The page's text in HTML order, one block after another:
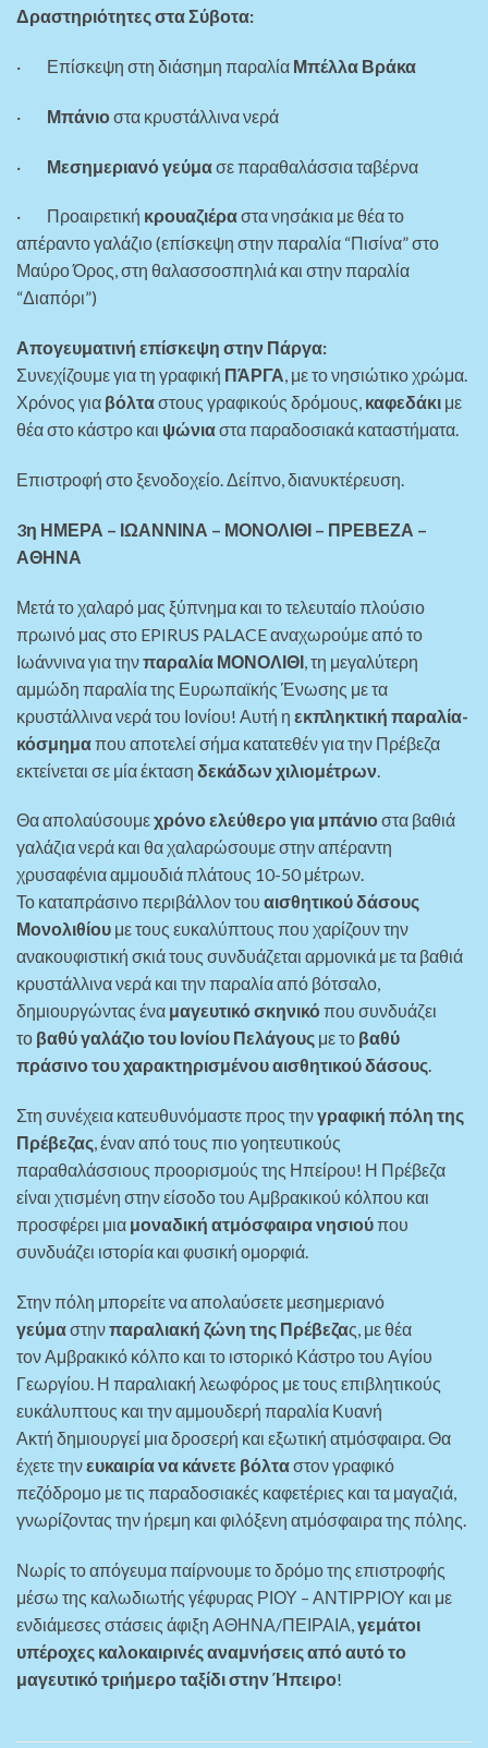
Δραστηριότητες στα Σύβοτα:
· Επίσκεψη στη διάσημη παραλία Μπέλλα Βράκα
· Μπάνιοστα κρυστάλλινα νερά
· Μεσημεριανό γεύμασε παραθαλάσσια ταβέρνα
· Προαιρετική κρουαζιέραστα νησάκια με θέα το
απέραντο γαλάζιο (επίσκεψη στην παραλία “Πισίνα” στο
Μαύρο Όρος, στη θαλασσοσπηλιά και στην παραλία
“Διαπόρι”)
Απογευματινή επίσκεψη στην Πάργα:
Συνεχίζουμε για τη γραφική ΠΆΡΓΑ, με το νησιώτικο χρώμα.
Χρόνος για βόλταστους γραφικούς δρόμους, καφεδάκι με
θέα στο κάστρο και ψώνιαστα παραδοσιακά καταστήματα.
Επιστροφή στο ξενοδοχείο. Δείπνο, διανυκτέρευση.
3η ΗΜΕΡΑ – ΙΩΑΝΝΙΝΑ – ΜΟΝΟΛΙΘΙ – ΠΡΕΒΕΖΑ –
ΑΘΗΝΑ
Μετά το χαλαρό μας ξύπνημα και το τελευταίο πλούσιο
πρωινό μας στο EPIRUS PALACE αναχωρούμε από το
Ιωάννινα για τηνπαραλία ΜΟΝΟΛΙΘΙ , τη μεγαλύτερη
αμμώδη παραλία της Ευρωπαϊκής Ένωσης με τα
κρυστάλλινα νερά του Ιονίου! Αυτή η εκπληκτική παραλία-
κόσμημαπου αποτελεί σήμα κατατεθέν για την Πρέβεζα
εκτείνεται σε μία έκταση δεκάδων χιλιομέτρων
Θα απολαύσουμεχρόνο ελεύθερο για μπάνιοστα βαθιά
γαλάζια νερά και θα χαλαρώσουμε στην απέραντη
χρυσαφένια αμμουδιά πλάτους 10-50 μέτρων.
Το καταπράσινο περιβάλλον του αισθητικού δάσους
Μονολιθίου με τους ευκαλύπτους που χαρίζουν την
ανακουφιστική σκιά τους συνδυάζεται αρμονικά με τα βαθιά
κρυστάλλινα νερά και την παραλία από βότσαλο,
δημιουργώντας ένα μαγευτικό σκηνικόπου συνδυάζει
το βαθύ γαλάζιο του Ιονίου Πελάγους με το βαθύ
πράσινο του χαρακτηρισμένου αισθητικού δάσους.
Στη συνέχεια κατευθυνόμαστε προς τηνγραφική πόλη της
Πρέβεζας, έναν από τους πιο γοητευτικούς
παραθαλάσσιους προορισμούς της Ηπείρου! Η Πρέβεζα
είναι χτισμένη στην είσοδο του Αμβρακικού κόλπου και
προσφέρει μια μοναδική ατμόσφαιρα νησιούπου
συνδυάζει ιστορία και φυσική ομορφιά.
Στην πόλη μπορείτε να απολαύσετε μεσημεριανό
γεύμαστηνπαραλιακή ζώνη της Πρέβεζας, με θέα
τον Αμβρακικό κόλπο και το ιστορικό Κάστρο του Αγίου
Γεωργίου. Η παραλιακή λεωφόρος με τους επιβλητικούς
ευκάλυπτους και την αμμουδερή παραλία Κυανή
Ακτή δημιουργεί μια δροσερή και εξωτική ατμόσφαιρα. Θα
έχετε τηνευκαιρία να κάνετε βόλταστον γραφικό
πεζόδρομο με τις παραδοσιακές καφετέριες και τα μαγαζιά,
γνωρίζοντας την ήρεμη και φιλόξενη ατμόσφαιρα της πόλης.
Νωρίς το απόγευμα παίρνουμε το δρόμο της επιστροφής
μέσω της καλωδιωτής γέφυρας ΡΙΟΥ – ΑΝΤΙΡΡΙΟΥ και με
ενδιάμεσες στάσεις άφιξη ΑΘΗΝΑ/ΠΕΙΡΑΙΑ, γεμάτοι
υπέροχες καλοκαιρινές αναμνήσειςαπό αυτό το
μαγευτικό τριήμερο ταξίδι στην Ήπειρο!